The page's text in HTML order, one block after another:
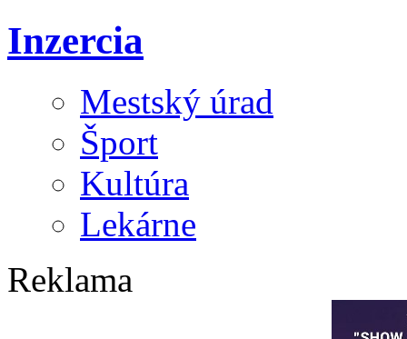
Inzercia
Mestský úrad
Šport
Kultúra
Lekárne
Reklama